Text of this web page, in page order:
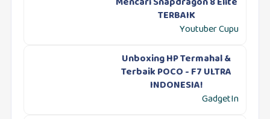
TERBAIK
Youtuber Cupu
Unboxing HP Termahal &
Terbaik POCO - F7 ULTRA
INDONESIA!
GadgetIn